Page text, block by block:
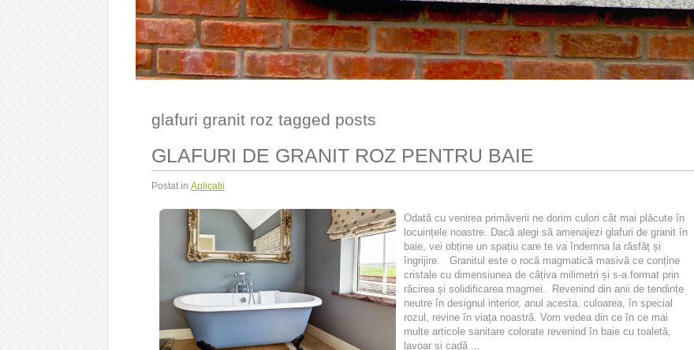
glafuri granit roz tagged posts
GLAFURI DE GRANIT ROZ PENTRU BAIE
Postat in Aplicatii
Odată cu venirea primăverii ne dorim culori cât mai plăcute în
locuințele noastre. Dacă alegi să amenajezi glafuri de granit în
baie, vei obține un spațiu care te va îndemna la răsfăț și
îngrijire. Granitul este o rocă magmatică masivă ce conține
cristale cu dimensiunea de câțiva milimetri și s-a format prin
răcirea și solidificarea magmei. Revenind din anii de tendințe
neutre în designul interior, anul acesta. culoarea, în special
rozul, revine în viața noastră. Vom vedea din ce în ce mai
multe articole sanitare colorate revenind în baie cu toaletă,
lavoar și cadă ...